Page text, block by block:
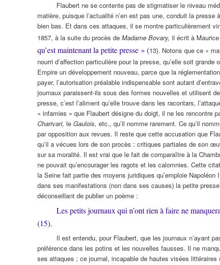
Flaubert ne se contente pas de stigmatiser le niveau
matière, puisque l’actualité n’en est pas une, conduit la
bien bas. Et dans ces attaques, il se montre particulièrement
1857, à la suite du procès de Madame Bovary, il écrit à
qu’est maintenant la petite presse » (13). Notons que ce «
nourri d’affection particulière pour la presse, qu’elle soit
Empire un développement nouveau, parce que la
payer, l’autorisation préalable indispensable sont autant
journaux paraissent-ils sous des formes nouvelles et utilisent
presse, c’est l’aliment qu’elle trouve dans les racontars,
« infamies » que Flaubert désigne du doigt, il ne les rencontre
Charivari, le Gaulois, etc., qu’il nomme rarement. Ce qu’il
par opposition aux revues. Il reste que cette accusation que
qu’il a vécues lors de son procès : critiques partiales de son
sur sa moralité. Il est vrai que le fait de comparaître à la
ne pouvait qu’encourager les ragots et les calomnies. Cette
la Seine fait partie des moyens juridiques qu’emploie
dans ses manifestations (non dans ses causes) la petite
déconseillant de publier un poème :
Les petits journaux qui n’ont rien à faire ne
(15).
Il est entendu, pour Flaubert, que les journaux n’ayant
préférence dans les potins et les nouvelles fausses. Il ne
ses attaques ; ce journal, incapable de hautes visées